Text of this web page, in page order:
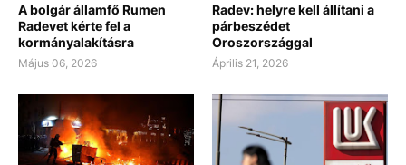
A bolgár államfő Rumen
Radevet kérte fel a
kormányalakításra
Május 06, 2026
Radev: helyre kell állítani a
párbeszédet
Oroszországgal
Április 21, 2026